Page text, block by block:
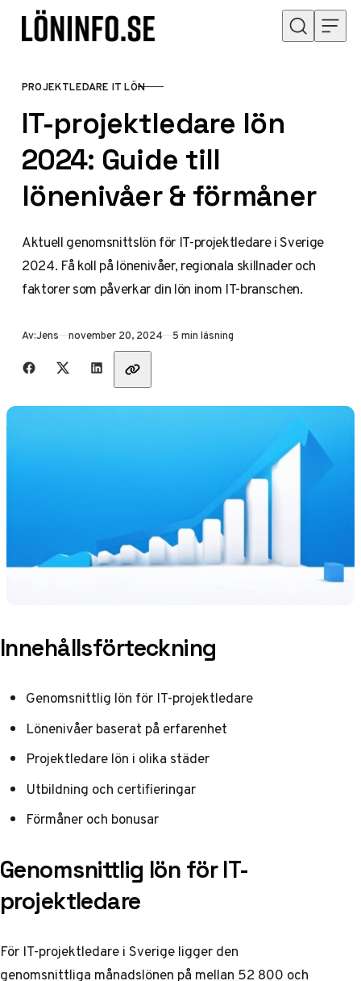
Hoppa till innehåll
KATEGORI
PROJEKTLEDARE IT LÖN
IT-projektledare lön
2024: Guide till
lönenivåer & förmåner
Aktuell genomsnittslön för IT-projektledare i Sverige
2024. Få koll på lönenivåer, regionala skillnader och
faktorer som påverkar din lön inom IT-branschen.
Av:Jens Publicerad
november 20, 2024 5 min läsning
Dela med vänner
Innehållsförteckning
Genomsnittlig lön för IT-projektledare
Lönenivåer baserat på erfarenhet
Projektledare lön i olika städer
Utbildning och certifieringar
Förmåner och bonusar
Genomsnittlig lön för IT-
projektledare
För IT-projektledare i Sverige ligger den
genomsnittliga månadslönen på mellan 52 800 och